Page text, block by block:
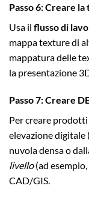
Passo 6: Creare
Usa il flusso di
mappa texture di
mappatura delle
la presentazione
Passo 7: Creare
Per creare
elevazione digitale
nuvola densa o
livello(ad
CAD/GIS.